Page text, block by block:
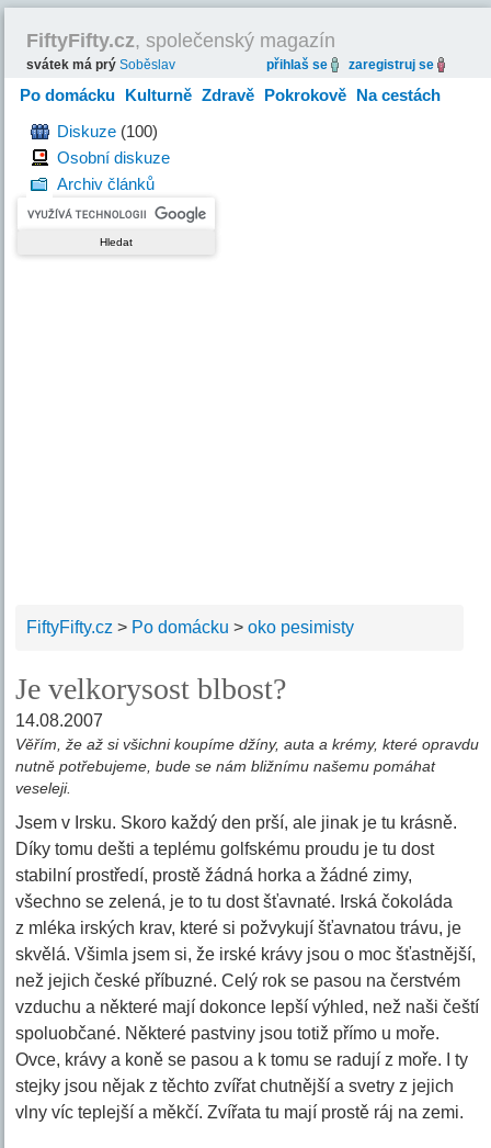
FiftyFifty.cz, společenský magazín
svátek má prýSoběslav přihlaš se zaregistruj se
Po domácku Kulturně Zdravě Pokrokově Na cestách
HravěDiskuze (100)
Osobní diskuze
Archiv článků
FiftyFifty.cz > Po domácku >oko pesimisty
Je velkorysost blbost?
14.08.2007
Věřím, že až si všichni koupíme džíny, auta a krémy, které opravdu
nutně potřebujeme, bude se nám bližnímu našemu pomáhat
veseleji.
Jsem v Irsku. Skoro každý den prší, ale jinak je tu krásně.
Díky tomu dešti a teplému golfskému proudu je tu dost
stabilní prostředí, prostě žádná horka a žádné zimy,
všechno se zelená, je to tu dost šťavnaté. Irská čokoláda
z mléka irských krav, které si požvykují šťavnatou trávu, je
skvělá. Všimla jsem si, že irské krávy jsou o moc šťastnější,
než jejich české příbuzné. Celý rok se pasou na čerstvém
vzduchu a některé mají dokonce lepší výhled, než naši čeští
spoluobčané. Některé pastviny jsou totiž přímo u moře.
Ovce, krávy a koně se pasou a k tomu se radují z moře. I ty
stejky jsou nějak z těchto zvířat chutnější a svetry z jejich
vlny víc teplejší a měkčí. Zvířata tu mají prostě ráj na zemi.